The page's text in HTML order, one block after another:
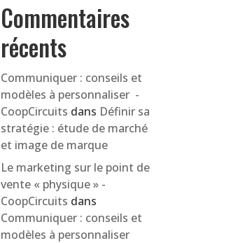
Commentaires
récents
Communiquer : conseils et
modèles à personnaliser -
CoopCircuits dans Définir sa
stratégie : étude de marché
et image de marque
Le marketing sur le point de
vente « physique » -
CoopCircuits dans
Communiquer : conseils et
modèles à personnaliser